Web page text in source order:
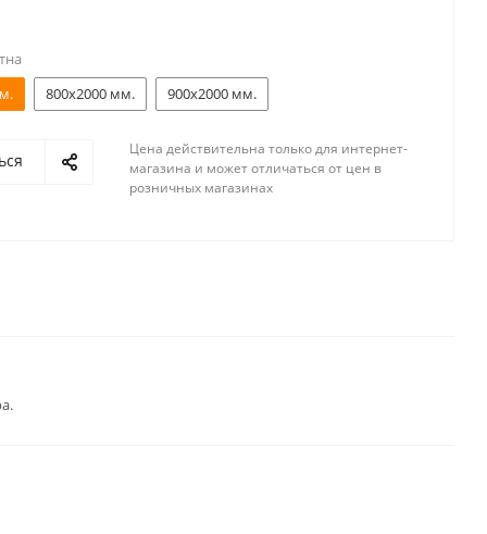
800x2000 мм. 900x2000 мм.
Цена действительна только для интернет-
магазина и может отличаться от цен в
розничных магазинах